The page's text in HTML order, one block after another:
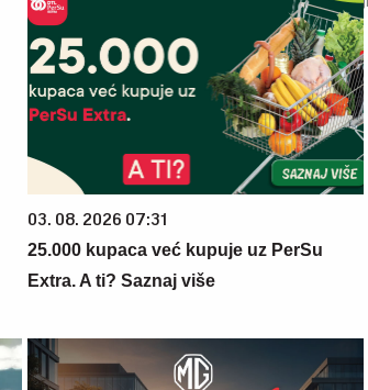
03. 08. 2026 07:31
25.000 kupaca već kupuje uz PerSu
Extra. A ti? Saznaj više